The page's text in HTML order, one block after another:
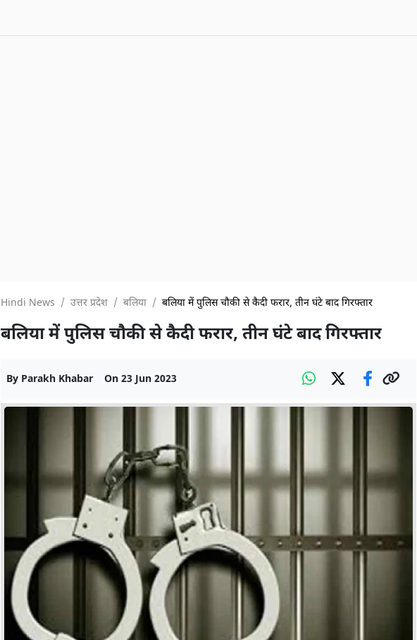
Hindi News उत्तर प्रदेश बलिया बलिया में पुलिस चौकी से कैदी फरार, तीन घंटे बाद गिरफ्तार
बलिया में पुलिस चौकी से कैदी फरार, तीन घंटे बाद गिरफ्तार
By Parakh Khabar On 23 Jun 2023